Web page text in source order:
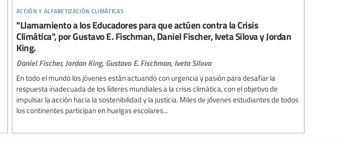
acción y alfabetización climáticas
"Llamamiento a los Educadores para que actúen contra la Crisis
Climática", por Gustavo E. Fischman, Daniel Fischer, Iveta Silova y Jordan
King.
Daniel Fischer,Jordan King, Gustavo E. Fischman, Iveta Silova
En todo el mundo los jóvenes están actuando con urgencia y pasión para desafiar la
respuesta inadecuada de los líderes mundiales a la crisis climática, con el objetivo de
impulsar la acción hacia la sostenibilidad y la justicia. Miles de jóvenes estudiantes de todos
los continentes participan en huelgas escolares...